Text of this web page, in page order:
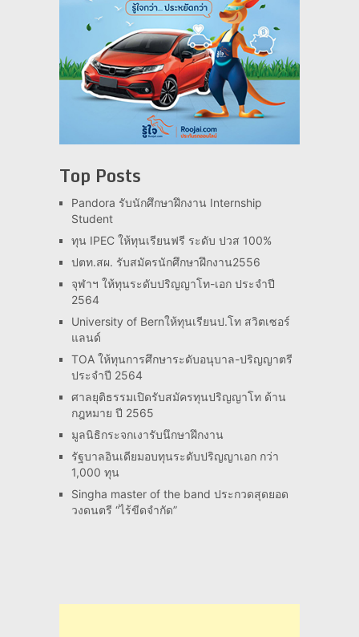
Top Posts
Pandora รับนักศึกษาฝึกงาน Internship
Student
ทุน IPEC ให้ทุนเรียนฟรี ระดับ ปวส 100%
ปตท.สผ. รับสมัครนักศึกษาฝึกงาน2556
จุฬาฯ ให้ทุนระดับปริญญาโท-เอก ประจำปี
2564
University of Bernให้ทุนเรียนป.โท สวิตเซอร์
แลนด์
TOA ให้ทุนการศึกษาระดับอนุบาล-ปริญญาตรี
ประจำปี 2564
ศาลยุติธรรมเปิดรับสมัครทุนปริญญาโท ด้าน
กฎหมาย ปี 2565
มูลนิธิกระจกเงารับนึกษาฝึกงาน
รัฐบาลอินเดียมอบทุนระดับปริญญาเอก กว่า
1,000 ทุน
Singha master of the band ประกวดสุดยอด
วงดนตรี “ไร้ขีดจำกัด”